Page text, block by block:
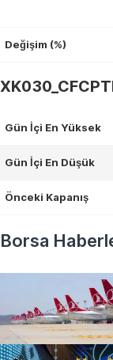
Değişim (%)
Gün İçi En Yüksek
Gün İçi En Düşük
Önceki Kapanış
Borsa